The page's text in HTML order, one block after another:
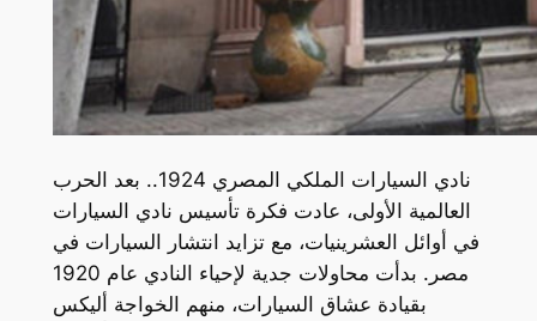
نادي السيارات الملكي المصري 1924.. بعد الحرب
العالمية الأولى، عادت فكرة تأسيس نادي السيارات
في أوائل العشرينيات، مع تزايد انتشار السيارات في
مصر. بدأت محاولات جدية لإحياء النادي عام 1920
بقيادة عشاق السيارات، منهم الخواجة أليكس